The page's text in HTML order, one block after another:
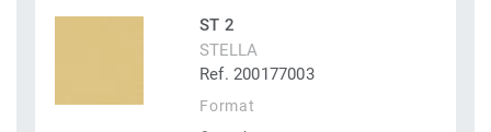
ST 2
STELLA
Ref. 200177003
Format